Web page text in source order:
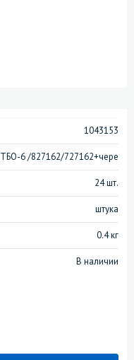
1043153
ТБО-6 /827162/727162+чере
24 шт.
штука
0.4 кг
В наличии